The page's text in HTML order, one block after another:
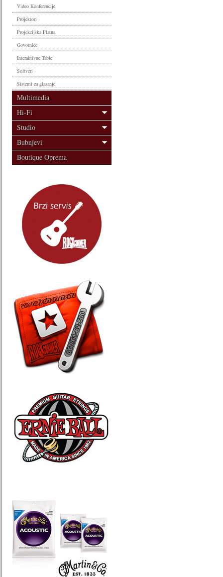
Video Konferencije
Projektori
Projekcijska Platna
Govornice
Interaktivne Table
Softveri
Sistemi za glasanje
Multimedia
Hi-Fi
Studio
Bubnjevi
Boutique Oprema